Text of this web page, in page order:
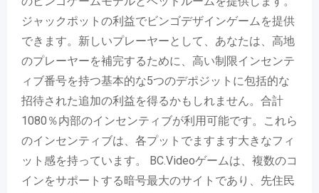
ジャックポットの利益でビンゴデザインゲームを提供
できます。新しいプレーヤーとして、あなたは、高地
のプレーヤーを補完するために、高い制限インセンテ
ィブ番号を持つ基本的な5つのデポジットに包括的な
招待された追加の利益を得るかもしれません。合計
1080％内部のインセンティブが利用可能です。これら
のインセンティブは、各プットでますます大きなフィ
ット感を持っています。 BC.Videoゲームは、複数のコ
インをサポートする暗号最大のサイトであり、先住民